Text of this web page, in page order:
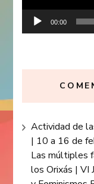
00:00
Actividad de
| 10 a 16 de
Las múltiples
los Orixás | VI